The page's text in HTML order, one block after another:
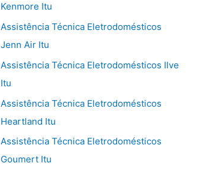
Kenmore Itu
Assistência Técnica Eletrodomésticos
Jenn Air Itu
Assistência Técnica Eletrodomésticos Ilve
Itu
Assistência Técnica Eletrodomésticos
Heartland Itu
Assistência Técnica Eletrodomésticos
Goumert Itu